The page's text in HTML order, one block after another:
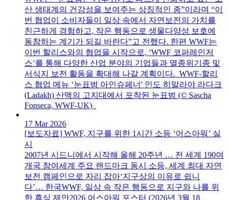
산 생태계의 건강성을 보여주는 상징적인 종”이라며 “이
번 협업이 소비자들이 일상 속에서 자연보전의 가치를
친근하게 경험하고, 작은 행동으로 생물다양성 보호에
동참하는 계기가 되길 바란다”고 전했다. 한편 WWF는
이번 할리스와의 협업을 시작으로, ‘WWF 코퍼레인저
스’를 통해 다양한 산업 분야의 기업들과 멸종위기종 및
서식지 보전 활동을 확대해 나갈 계획이다. WWF-할리
스 협업 메뉴 ‘눈표범 아인슈페너' 인도 히말라야 라다크
(Ladakh) 산맥의 고지대에서 포착된 눈표범 (© Sascha
Fonseca, WWF-UK)
17 Mar 2026
[보도자료] WWF, 지구를 위한 1시간 소등 ‘어스아워’ 실
시
2007년 시드니에서 시작해 올해 20주년 … 전 세계 190여
개국 참여세계 주요 랜드마크 동시 소등, 세계 최대 자연
보전 캠페인으로 자리 잡아‘지구상의 이유로 쉽니
다’… 한국WWF, 일상 속 작은 행동으로 지구와 나를 위
한 휴식 제안2026 어스아워 포스터 (2026년 3월 18